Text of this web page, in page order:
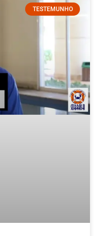
TESTEMUNHO